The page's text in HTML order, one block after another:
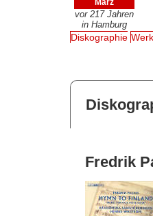
März
vor 217 Jahren
in Hamburg
Diskographie
Fredrik